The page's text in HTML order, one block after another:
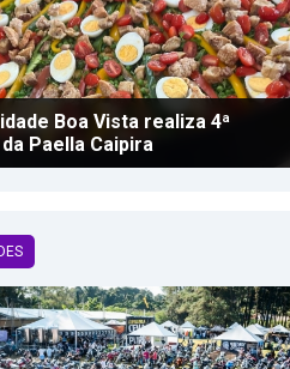
Boa Vista realiza 4ª
Paella Caipira